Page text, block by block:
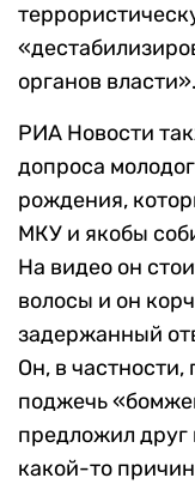
органов власти».
РИА Новости
допроса
рождения,
МКУ и якобы
На видео он
волосы и он
задержанный
Он, в частности,
поджечь
предложил друг
какой-то